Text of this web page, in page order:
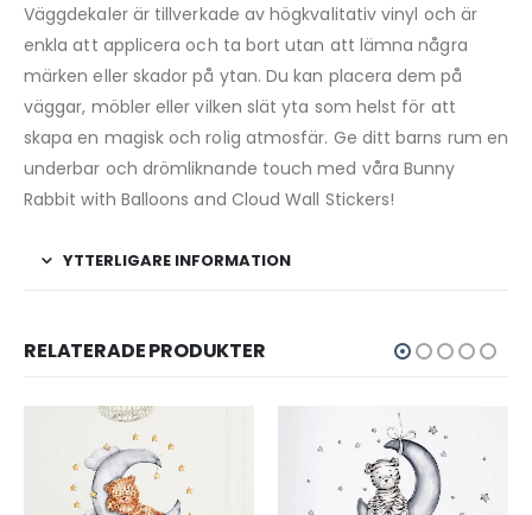
Väggdekaler är tillverkade av högkvalitativ vinyl och är
enkla att applicera och ta bort utan att lämna några
märken eller skador på ytan. Du kan placera dem på
väggar, möbler eller vilken slät yta som helst för att
skapa en magisk och rolig atmosfär. Ge ditt barns rum en
underbar och drömliknande touch med våra Bunny
Rabbit with Balloons and Cloud Wall Stickers!
YTTERLIGARE INFORMATION
RELATERADE PRODUKTER